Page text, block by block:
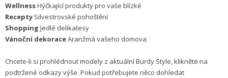
WellnessHýčkající produkty pro vaše blízké
Recepty Silvestrovské pohoštění
Shopping Jedlé delikatesy
Vánoční dekoraceAranžmá vašeho domova
Chcete-li si prohlédnout modely z aktuální Burdy Style, klikněte na
podtržené odkazy výše. Pokud potřebujete něco dohledat